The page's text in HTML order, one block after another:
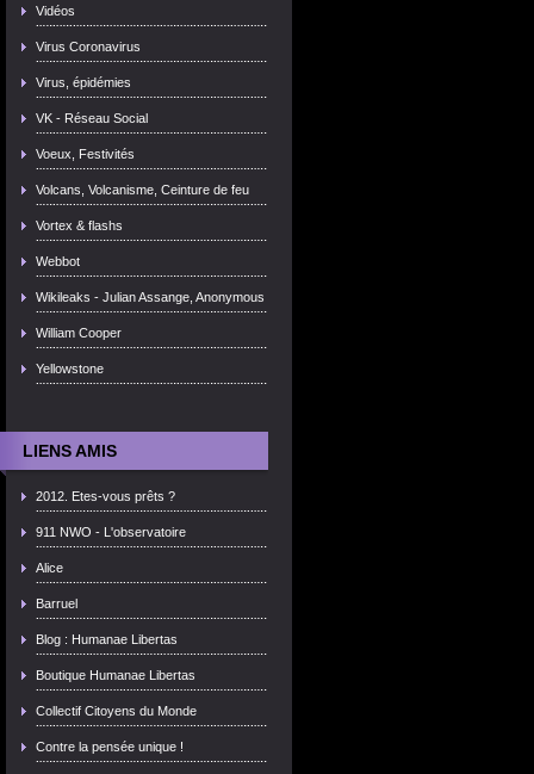
Vidéos
Virus Coronavirus
Virus, épidémies
VK - Réseau Social
Voeux, Festivités
Volcans, Volcanisme, Ceinture de feu
Vortex & flashs
Webbot
Wikileaks - Julian Assange, Anonymous
William Cooper
Yellowstone
LIENS AMIS
2012. Etes-vous prêts ?
911 NWO - L'observatoire
Alice
Barruel
Blog : Humanae Libertas
Boutique Humanae Libertas
Collectif Citoyens du Monde
Contre la pensée unique !